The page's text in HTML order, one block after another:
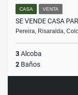
CASA VENTA
SE VENDE CASA
Pereira, Risaralda,
3Alcoba
2 Baños